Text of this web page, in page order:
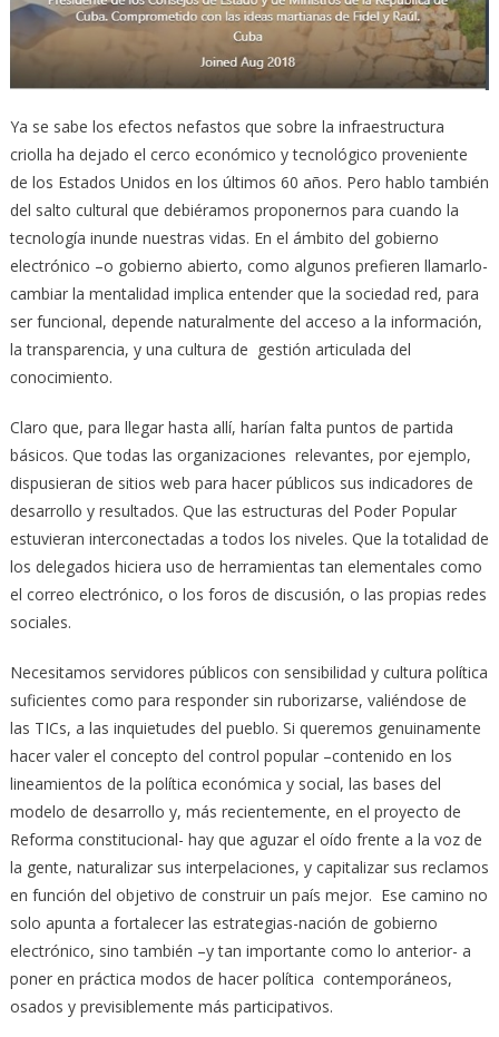
Ya se sabe los efectos nefastos que sobre la infraestructura
criolla ha dejado el cerco económico y tecnológico proveniente
de los Estados Unidos en los últimos 60 años. Pero hablo también
del salto cultural que debiéramos proponernos para cuando la
tecnología inunde nuestras vidas. En el ámbito del gobierno
electrónico –o gobierno abierto, como algunos prefieren llamarlo-
cambiar la mentalidad implica entender que la sociedad red, para
ser funcional, depende naturalmente del acceso a la información,
la transparencia, y una cultura de gestión articulada del
conocimiento.
Claro que, para llegar hasta allí, harían falta puntos de partida
básicos. Que todas las organizaciones relevantes, por ejemplo,
dispusieran de sitios web para hacer públicos sus indicadores de
desarrollo y resultados. Que las estructuras del Poder Popular
estuvieran interconectadas a todos los niveles. Que la totalidad de
los delegados hiciera uso de herramientas tan elementales como
el correo electrónico, o los foros de discusión, o las propias redes
sociales.
Necesitamos servidores públicos con sensibilidad y cultura política
suficientes como para responder sin ruborizarse, valiéndose de
las TICs, a las inquietudes del pueblo. Si queremos genuinamente
hacer valer el concepto del control popular –contenido en los
lineamientos de la política económica y social, las bases del
modelo de desarrollo y, más recientemente, en el proyecto de
Reforma constitucional- hay que aguzar el oído frente a la voz de
la gente, naturalizar sus interpelaciones, y capitalizar sus reclamos
en función del objetivo de construir un país mejor. Ese camino no
solo apunta a fortalecer las estrategias-nación de gobierno
electrónico, sino también –y tan importante como lo anterior- a
poner en práctica modos de hacer política contemporáneos,
osados y previsiblemente más participativos.